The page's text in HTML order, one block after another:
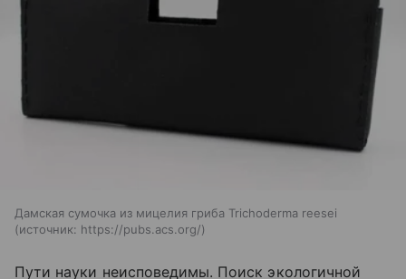
Дамская сумочка из мицелия гриба Trichoderma reesei
источник: https://pubs.acs.org/
Пути науки неисповедимы. Поиск экологичной